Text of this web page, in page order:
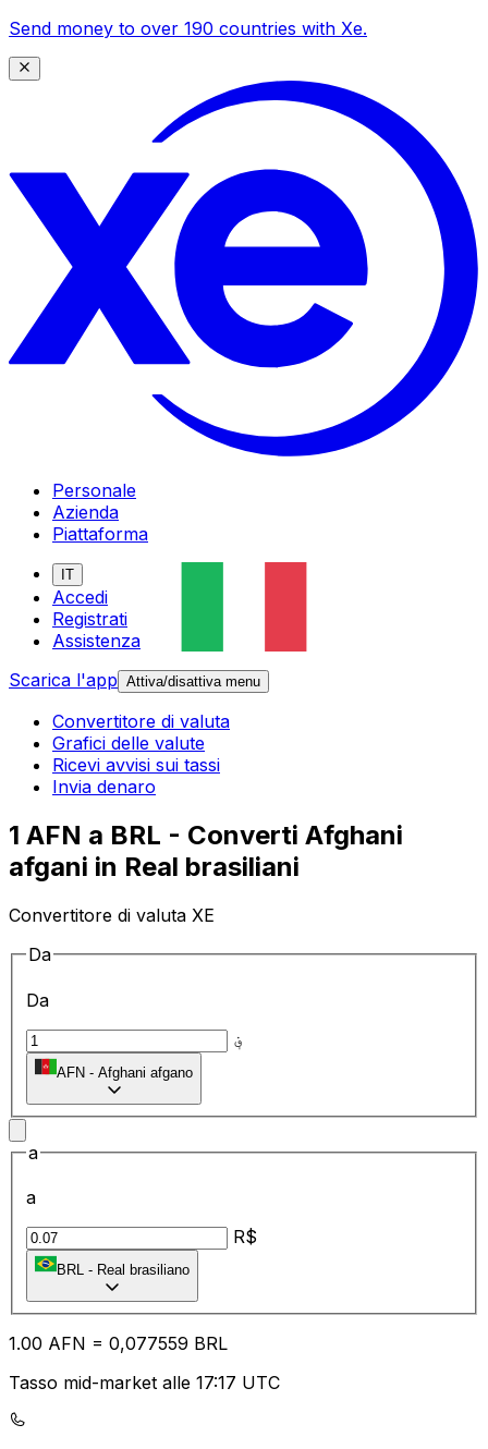
Send money to over 190 countries with Xe.
Personale
Azienda
Piattaforma
IT
Accedi
Registrati
Assistenza
Scarica l'app Attiva/disattiva menu
Convertitore di valuta
Grafici delle valute
Ricevi avvisi sui tassi
Invia denaro
1 AFN a BRL - Converti Afghani
afgani in Real brasiliani
Convertitore di valuta XE
Da
Da
؋
AFN - Afghani afgano
a
a
R$
BRL - Real brasiliano
1.00 AFN = 0,077559 BRL
Tasso mid-market alle 17:17 UTC